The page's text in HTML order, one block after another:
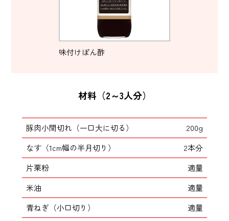
味付けぽん酢
材料（2～3人分）
豚肉小間切れ（一口大に切る）
200g
なす（1cm幅の半月切り）
2本分
片栗粉
適量
米油
適量
青ねぎ（小口切り）
適量